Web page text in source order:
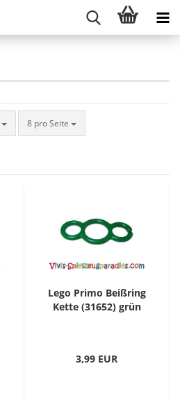
8 pro Seite
Lego Primo Beißring
Kette (31652) grün
3,99 EUR